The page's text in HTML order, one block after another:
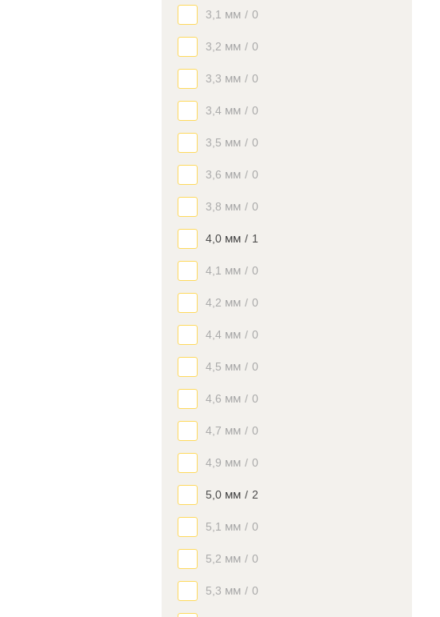
3,1 мм / 0
3,2 мм / 0
3,3 мм / 0
3,4 мм / 0
3,5 мм / 0
3,6 мм / 0
3,8 мм / 0
4,0 мм / 1
4,1 мм / 0
4,2 мм / 0
4,4 мм / 0
4,5 мм / 0
4,6 мм / 0
4,7 мм / 0
4,9 мм / 0
5,0 мм / 2
5,1 мм / 0
5,2 мм / 0
5,3 мм / 0